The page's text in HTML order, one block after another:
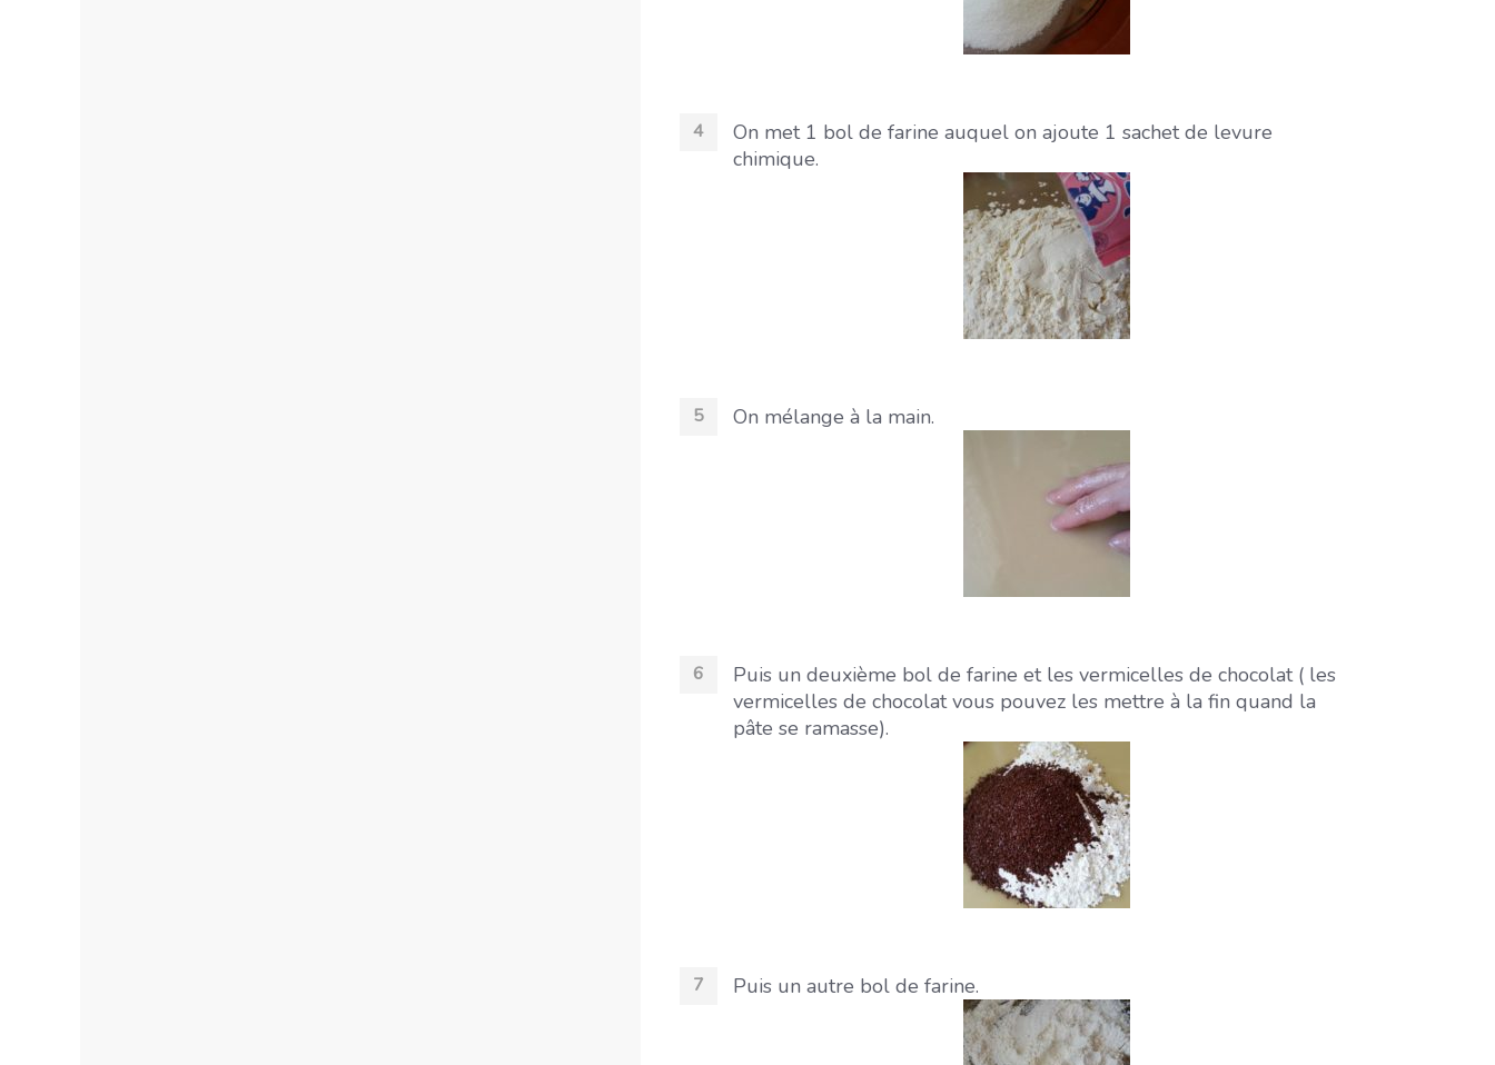
On met 1 bol de farine auquel on ajoute 1 sachet de levure
chimique.
On mélange à la main.
Puis un deuxième bol de farine et les vermicelles de chocolat ( les
vermicelles de chocolat vous pouvez les mettre à la fin quand la
pâte se ramasse).
Puis un autre bol de farine.